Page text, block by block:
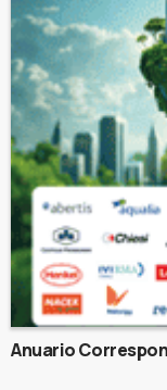
Anuario